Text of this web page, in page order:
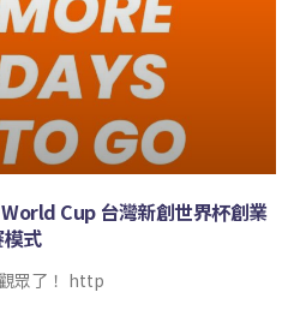
Cup 台灣新創世界杯創業
式
眾了！ http